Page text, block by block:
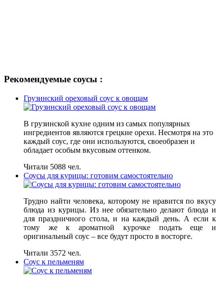
Рекомендуемые соусы :
Грузинский ореховый соус к овощам
В грузинской кухне одним из самых популярных
ингредиентов являются грецкие орехи. Несмотря на это
каждый соус, где они используются, своеобразен и
обладает особым вкусовым оттенком.
Читали 5088 чел.
Соусы для курицы: готовим самостоятельно
Трудно найти человека, которому не нравится по вкусу
блюда из курицы. Из нее обязательно делают блюда и
для праздничного стола, и на каждый день. А если к
тому же к ароматной курочке подать еще и
оригинальный соус – все будут просто в восторге.
Читали 3572 чел.
Соус к пельменям